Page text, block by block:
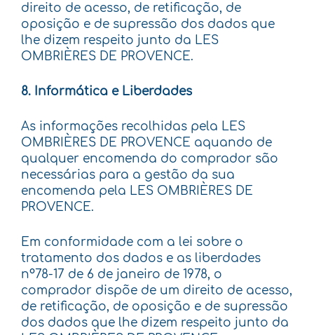
direito de acesso, de retificação, de
oposição e de supressão dos dados que
lhe dizem respeito junto da LES
OMBRIÈRES DE PROVENCE.
8. Informática e Liberdades
As informações recolhidas pela LES
OMBRIÈRES DE PROVENCE aquando de
qualquer encomenda do comprador são
necessárias para a gestão da sua
encomenda pela LES OMBRIÈRES DE
PROVENCE.
Em conformidade com a lei sobre o
tratamento dos dados e as liberdades
n°78-17 de 6 de janeiro de 1978, o
comprador dispõe de um direito de acesso,
de retificação, de oposição e de supressão
dos dados que lhe dizem respeito junto da